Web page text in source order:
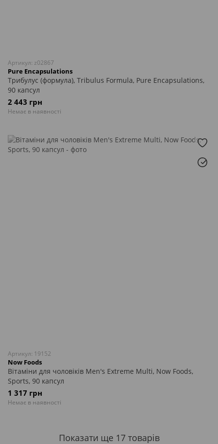
Артикул: z02867
Pure Encapsulations
Трибулус (формула), Tribulus Formula, Pure Encapsulations,
90 капсул
2 443 грн
Немає в наявності
Артикул: 19152
Now Foods
Вітаміни для чоловіків Men's Extreme Multi, Now Foods,
Sports, 90 капсул
1 317 грн
Немає в наявності
Показати ще 17 товарів